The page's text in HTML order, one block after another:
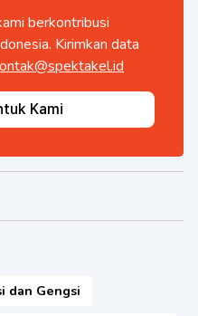
berkontribusi
Kirimkan data
Kami
dan Gengsi